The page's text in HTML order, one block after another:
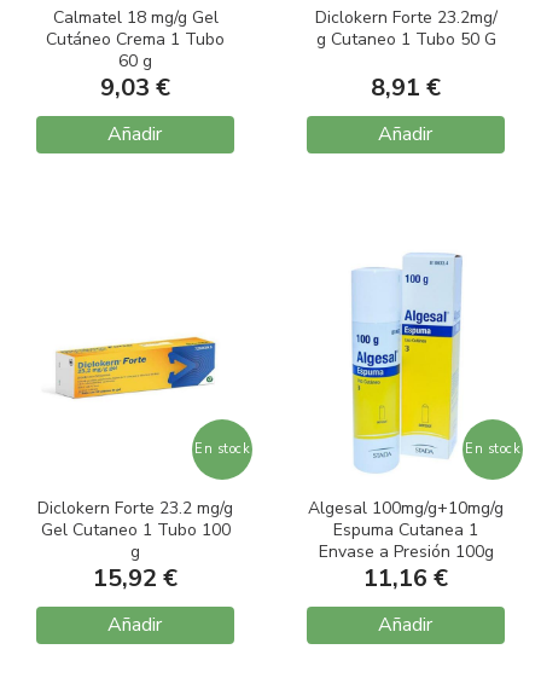
Calmatel 18 mg/g Gel
Cutáneo Crema 1 Tubo
60 g
9,03 €
Añadir
Diclokern Forte 23.2mg/
g Cutaneo 1 Tubo 50 G
8,91 €
Añadir
En stock
Diclokern Forte 23.2 mg/g
Gel Cutaneo 1 Tubo 100
g
15,92 €
Añadir
En stock
Algesal 100mg/g+10mg/g
Espuma Cutanea 1
Envase a Presión 100g
11,16 €
Añadir